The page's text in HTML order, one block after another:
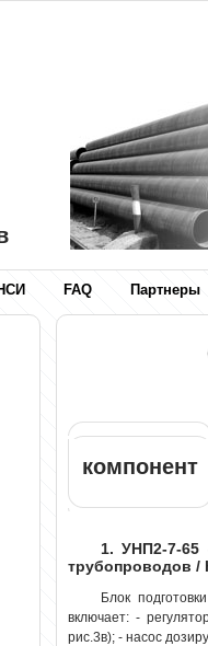
FAQ Партнеры
компонент
1. УНП2-7-65
трубопроводов /
Блок
включает: -
рис.3в); - насос